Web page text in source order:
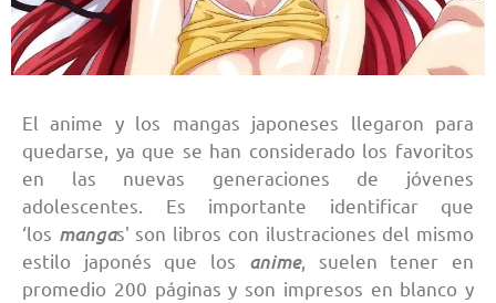
El anime y los mangas japoneses llegaron para
quedarse, ya que se han considerado los favoritos
en las nuevas generaciones de jóvenes
adolescentes. Es importante identificar que
‘los mangas' son libros con ilustraciones del mismo
estilo japonés que los anime, suelen tener en
promedio 200 páginas y son impresos en blanco y